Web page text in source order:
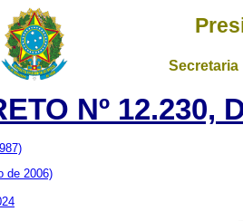
Nº 12.230,
de 2006)